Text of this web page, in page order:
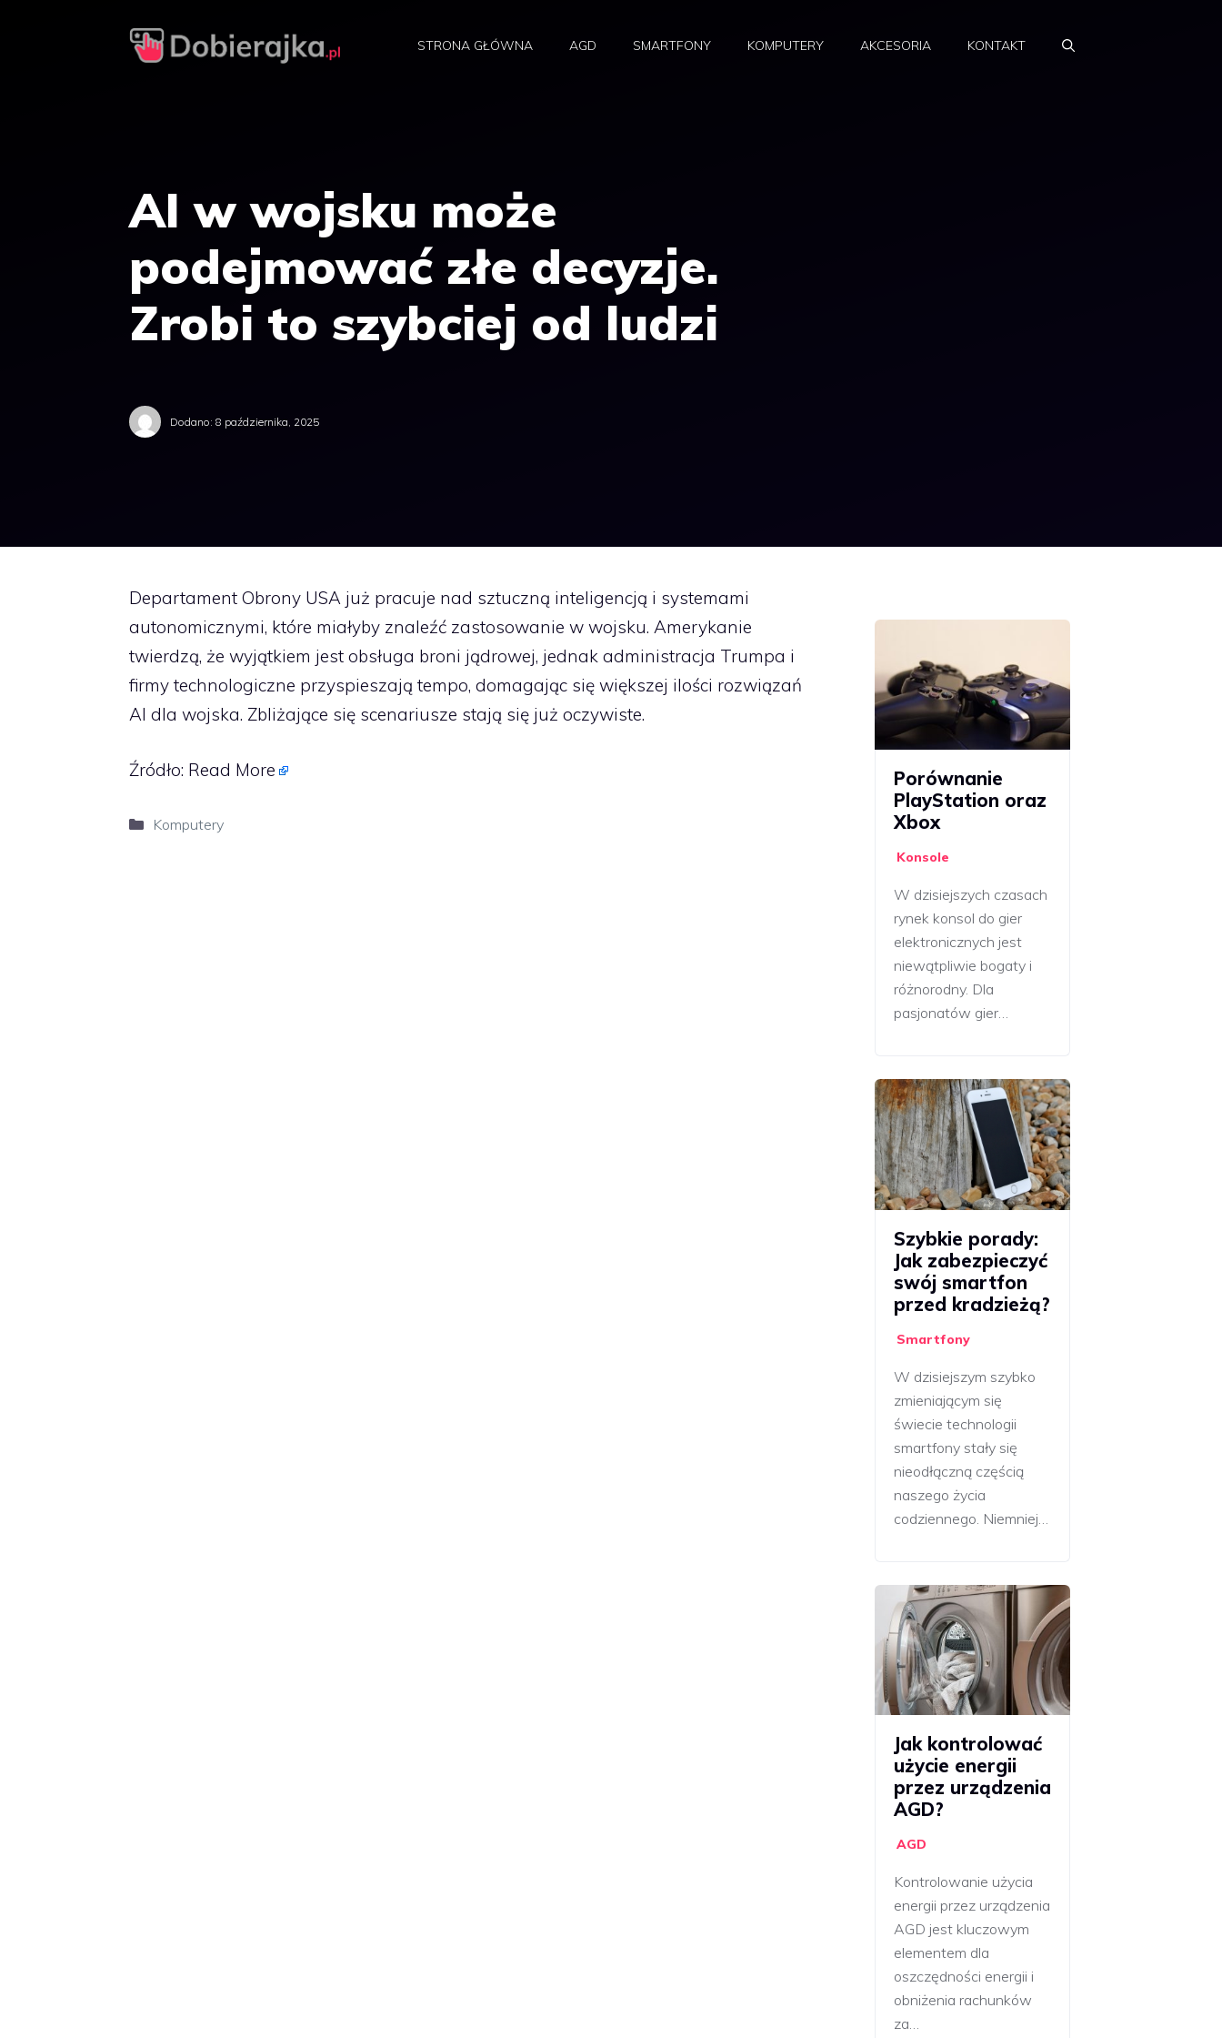
STRONA GŁÓWNA AGD SMARTFONY KOMPUTERY AKCESORIA KONTAKT
AI w wojsku może
podejmować złe decyzje.
Zrobi to szybciej od ludzi
Dodano: 8 października, 2025
Departament Obrony USA już pracuje nad sztuczną inteligencją i systemami
autonomicznymi, które miałyby znaleźć zastosowanie w wojsku. Amerykanie
twierdzą, że wyjątkiem jest obsługa broni jądrowej, jednak administracja Trumpa i
firmy technologiczne przyspieszają tempo, domagając się większej ilości rozwiązań
AI dla wojska. Zbliżające się scenariusze stają się już oczywiste.
Źródło: Read More
Kategorie
Komputery
Porównanie
PlayStation oraz
Xbox
Konsole
W dzisiejszych czasach
rynek konsol do gier
elektronicznych jest
niewątpliwie bogaty i
różnorodny. Dla
pasjonatów gier…
Szybkie porady:
Jak zabezpieczyć
swój smartfon
przed kradzieżą?
Smartfony
W dzisiejszym szybko
zmieniającym się
świecie technologii
smartfony stały się
nieodłączną częścią
naszego życia
codziennego. Niemniej…
Jak kontrolować
użycie energii
przez urządzenia
AGD?
AGD
Kontrolowanie użycia
energii przez urządzenia
AGD jest kluczowym
elementem dla
oszczędności energii i
obniżenia rachunków
za…